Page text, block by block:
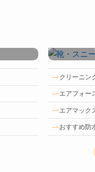
クリーニン
エアフォー
エアマック
おすすめ防